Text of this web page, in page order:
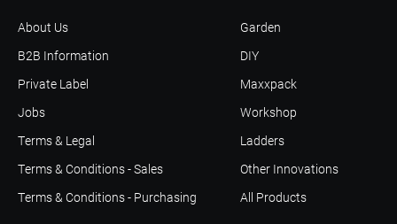
About Us
B2B Information
Terms & Legal
Terms & Conditions - Sales
Terms & Conditions - Purchasing
Jobs
Private Label
Garden
DIY
Maxxpack
Workshop
Ladders
All Products
Other Innovations